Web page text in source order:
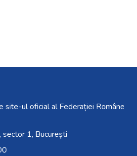
site-ul oficial al Federației Române
1, București